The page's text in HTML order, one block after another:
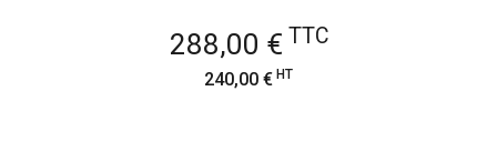
288,00 € TTC
240,00 € HT